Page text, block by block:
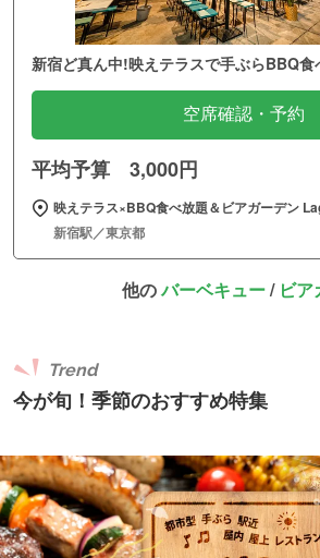
新宿ど真ん中!映えテラスで手ぶらBBQ食
空席確認・予約
平均予算 3,000円
映えテラス×BBQ食べ放題＆ビアガーデン
新宿駅／東京都
他のバーベキュー/ ビ
今が旬！季節のおすすめ特集
Trend